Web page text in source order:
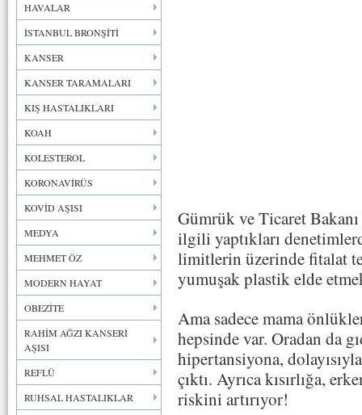
HAVALAR
İSTANBUL BRONŞİTİ
KANSER
KANSER TARAMALARI
KIŞ HASTALIKLARI
KOAH
KOLESTEROL
KORONAVİRÜS
KOVİD AŞISI
MEDYA
MEHMET ÖZ
MODERN HAYAT
OBEZİTE
RAHİM AĞZI KANSERİ
AŞISI
REFLÜ
RUHSAL HASTALIKLAR
Gümrük ve Ticaret
ilgili yaptıkları
limitlerin üzerinde fitalat
yumuşak plastik elde
Ama sadece mama
hepsinde var. Oradan da
hipertansiyona,
çıktı. Ayrıca kısırlığa,
riskini artırıyor!